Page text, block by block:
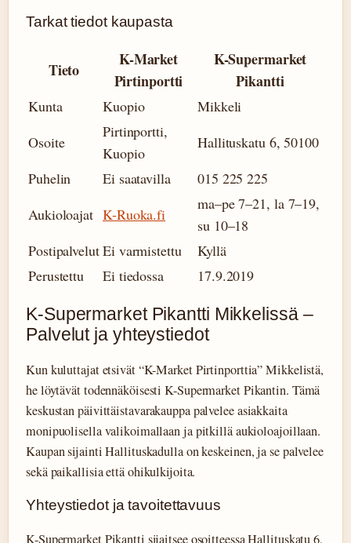
Tarkat tiedot kaupasta
Tieto
K-Market
Pirtinportti
K-Supermarket
Pikantti
Kunta Kuopio
Mikkeli
Osoite
Pirtinportti,
Kuopio
Hallituskatu 6, 50100
Puhelin
Ei saatavilla
015 225 225
Aukioloajat K-Ruoka.fi
ma–pe 7–21, la 7–19,
su 10–18
PostipalvelutEi varmistettu
Kyllä
Perustettu
Ei tiedossa 17.9.2019
K-Supermarket Pikantti Mikkelissä –
Palvelut ja yhteystiedot
Kun kuluttajat etsivät “K-Market Pirtinporttia” Mikkelistä,
he löytävät todennäköisesti K-Supermarket Pikantin. Tämä
keskustan päivittäistavarakauppa palvelee asiakkaita
monipuolisella valikoimallaan ja pitkillä aukioloajoillaan.
Kaupan sijainti Hallituskadulla on keskeinen, ja se palvelee
sekä paikallisia että ohikulkijoita.
Yhteystiedot ja tavoitettavuus
K-Supermarket Pikantti sijaitsee osoitteessa Hallituskatu 6,